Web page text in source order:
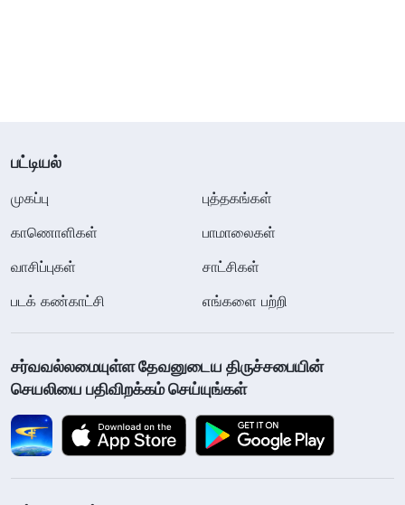
பட்டியல்
முகப்பு
புத்தகங்கள்
காணொளிகள்
பாமாலைகள்
வாசிப்புகள்
சாட்சிகள்
படக் கண்காட்சி
எங்களை பற்றி
சர்வவல்லமையுள்ள தேவனுடைய திருச்சபையின்
செயலியை பதிவிறக்கம் செய்யுங்கள்